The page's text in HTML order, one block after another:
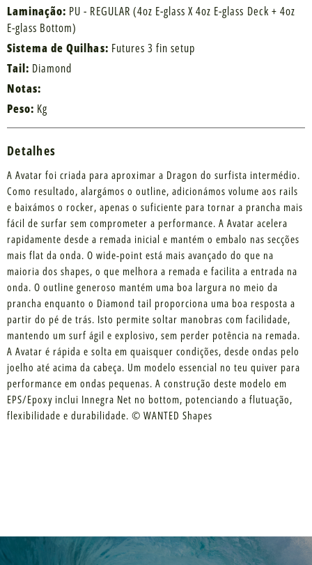
Laminação: PU - REGULAR (4oz E-glass X 4oz E-glass Deck + 4oz
E-glass Bottom)
Sistema de Quilhas: Futures 3 fin setup
Tail: Diamond
Notas:
Peso: Kg
Detalhes
A Avatar foi criada para aproximar a Dragon do surfista intermédio.
Como resultado, alargámos o outline, adicionámos volume aos rails
e baixámos o rocker, apenas o suficiente para tornar a prancha mais
fácil de surfar sem comprometer a performance. A Avatar acelera
rapidamente desde a remada inicial e mantém o embalo nas secções
mais flat da onda. O wide-point está mais avançado do que na
maioria dos shapes, o que melhora a remada e facilita a entrada na
onda. O outline generoso mantém uma boa largura no meio da
prancha enquanto o Diamond tail proporciona uma boa resposta a
partir do pé de trás. Isto permite soltar manobras com facilidade,
mantendo um surf ágil e explosivo, sem perder potência na remada.
A Avatar é rápida e solta em quaisquer condições, desde ondas pelo
joelho até acima da cabeça. Um modelo essencial no teu quiver para
performance em ondas pequenas. A construção deste modelo em
EPS/Epoxy inclui Innegra Net no bottom, potenciando a flutuação,
flexibilidade e durabilidade. © WANTED Shapes